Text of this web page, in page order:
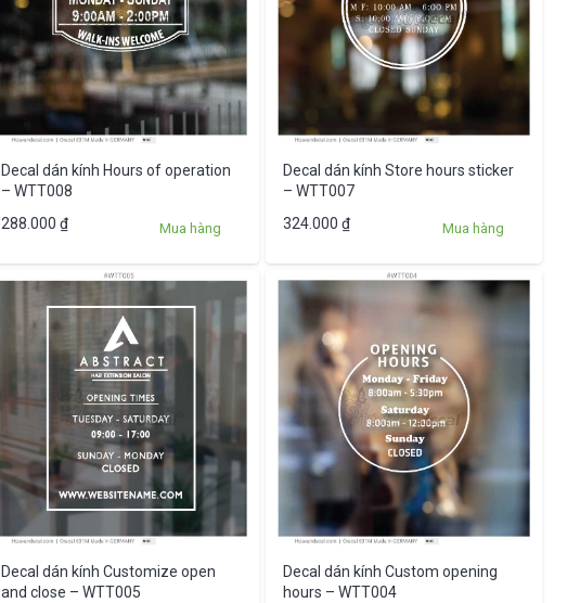
Decal dán kính Hours of operation
– WTT008
288.000 ₫ Mua hàng
Decal dán kính Store hours sticker
– WTT007
324.000₫ Mua hàng
Decal dán kính Customize open
and close – WTT005
Decal dán kính Custom opening
hours – WTT004